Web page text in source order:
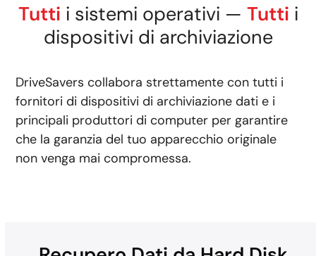
Tutti i sistemi operativi — Tutti i
dispositivi di archiviazione
DriveSavers collabora strettamente con tutti i
fornitori di dispositivi di archiviazione dati e i
principali produttori di computer per garantire
che la garanzia del tuo apparecchio originale
non venga mai compromessa.